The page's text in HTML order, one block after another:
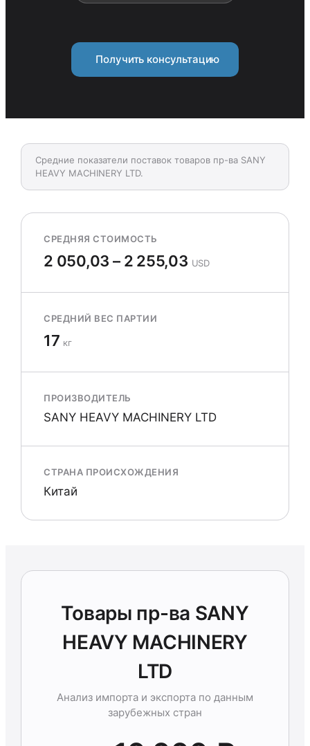
Получить консультацию
Средние показатели поставок товаров пр-ва SANY
HEAVY MACHINERY LTD.
СРЕДНЯЯ СТОИМОСТЬ
2 050,03 – 2 255,03 USD
СРЕДНИЙ ВЕС ПАРТИИ
17 кг
ПРОИЗВОДИТЕЛЬ
SANY HEAVY MACHINERY LTD
СТРАНА ПРОИСХОЖДЕНИЯ
Китай
Товары пр-ва SANY
HEAVY MACHINERY
LTD
Анализ импорта и экспорта по данным
зарубежных стран